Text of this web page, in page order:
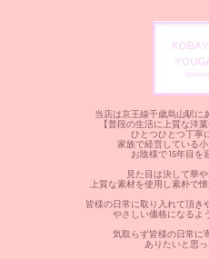
当店は京王線千歳烏山駅に
【普段の生活に上質な洋
ひとつひとつ丁寧
家族で経営している
お陰様で15年目を
見た目は決して華
上質な素材を使用し素朴で
皆様の日常に取り入れて頂き
やさしい価格になるよ
気取らず皆様の日常に
ありたいと思っ